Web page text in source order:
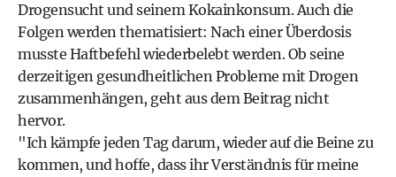
Drogensucht und seinem Kokainkonsum. Auch die
Folgen werden thematisiert: Nach einer Überdosis
musste Haftbefehl wiederbelebt werden. Ob seine
derzeitigen gesundheitlichen Probleme mit Drogen
zusammenhängen, geht aus dem Beitrag nicht
hervor.
"Ich kämpfe jeden Tag darum, wieder auf die Beine zu
kommen, und hoffe, dass ihr Verständnis für meine